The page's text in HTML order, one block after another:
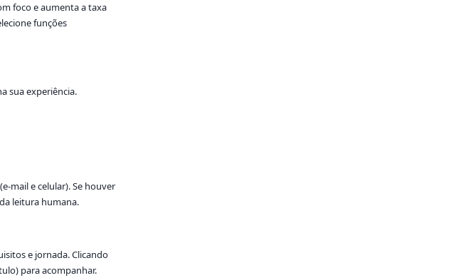
foco e aumenta a taxa
funções
sua experiência.
mail e celular). Se houver
leitura humana.
e jornada. Clicando
para acompanhar.